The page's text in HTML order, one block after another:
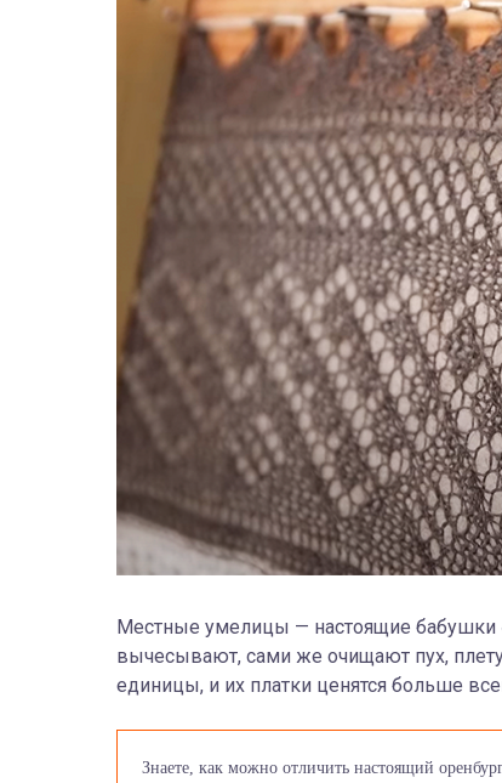
Местные умелицы — настоящие бабушки
вычесывают, сами же очищают пух,
единицы, и их платки ценятся больше
Знаете, как можно отличить настоящий